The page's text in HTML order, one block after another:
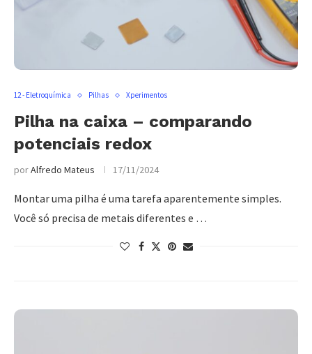
12 - Eletroquímica Pilhas Xperimentos
Pilha na caixa – comparando
potenciais redox
porAlfredo Mateus 17/11/2024
Montar uma pilha é uma tarefa aparentemente simples.
Você só precisa de metais diferentes e …